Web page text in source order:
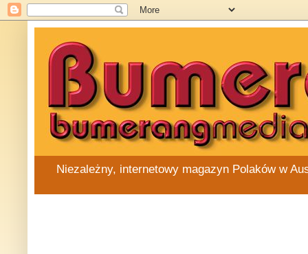
Niezależny, internetowy magazyn Polaków w